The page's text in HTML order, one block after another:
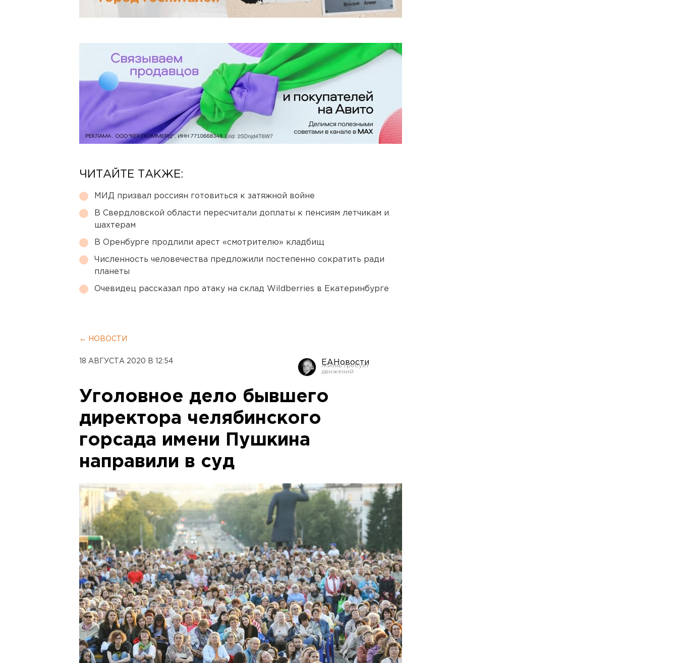
ЧИТАЙТЕ ТАКЖЕ:
МИД призвал россиян готовиться к затяжной войне
В Свердловской области пересчитали доплаты к пенсиям летчикам и
шахтерам
В Оренбурге продлили арест «смотрителю» кладбищ
Численность человечества предложили постепенно сократить ради
планеты
Очевидец рассказал про атаку на склад Wildberries в Екатеринбурге
← НОВОСТИ
18 АВГУСТА 2020 В 12:54 ЕАНовости
Уголовное дело бывшего
директора челябинского
горсада имени Пушкина
направили в суд